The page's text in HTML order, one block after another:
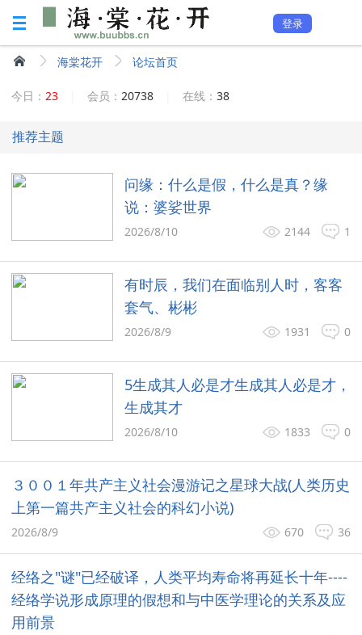
登录
海棠花开 论坛首页
今日： 23 会员： 20738 在线： 38
推荐主题
问缘：什么是假，什么是真？缘
说：婆娑世界
1
2144
2026/8/10
有时辰，我们在面临别人时，客客
套气、彬彬
0
1931
2026/8/9
5生成其人必是才生成其人必是才，
生成其才
0
1833
2026/8/10
３００１年共产主义社会漫游记之星球大战(人类历史
上第一篇共产主义社会的科幻小说)
36
670
2026/8/9
经络之"谜"已经破译，人类平均寿命将再延长十年----
经络学说形成原理的假想和与中医学理论的关系及应
用前景